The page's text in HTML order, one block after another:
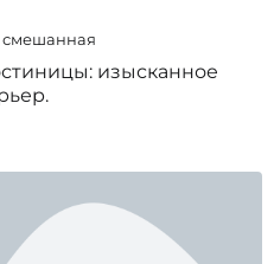
смешанная
изысканное